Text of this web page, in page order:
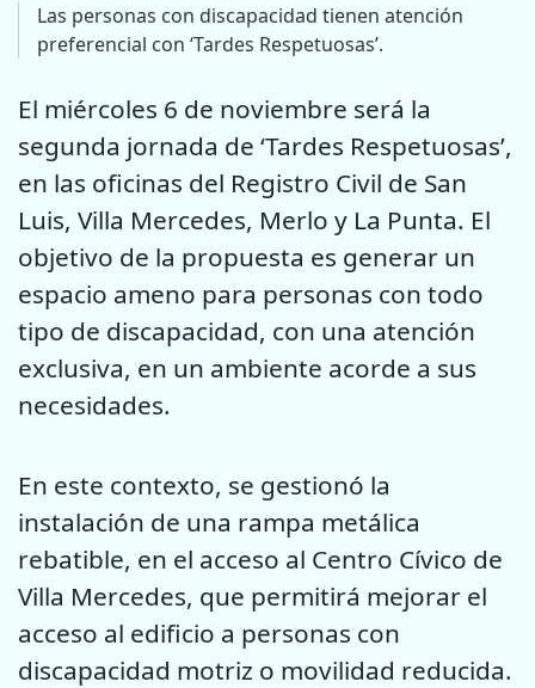
Las personas con discapacidad tienen atención
preferencial con ‘Tardes Respetuosas’.
El miércoles 6 de noviembre será la
segunda jornada de ‘Tardes Respetuosas’,
en las oficinas del Registro Civil de San
Luis, Villa Mercedes, Merlo y La Punta. El
objetivo de la propuesta es generar un
espacio ameno para personas con todo
tipo de discapacidad, con una atención
exclusiva, en un ambiente acorde a sus
necesidades.
En este contexto, se gestionó la
instalación de una rampa metálica
rebatible, en el acceso al Centro Cívico de
Villa Mercedes, que permitirá mejorar el
acceso al edificio a personas con
discapacidad motriz o movilidad reducida.